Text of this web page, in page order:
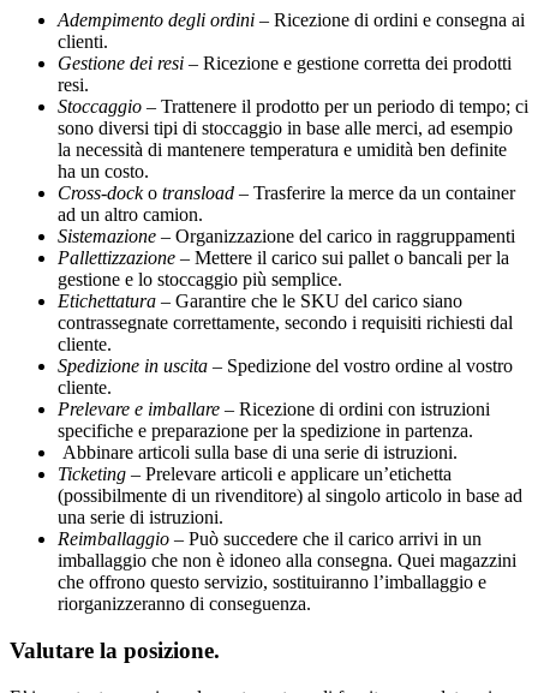
Adempimento degli ordini – Ricezione di ordini e consegna ai
clienti.
Gestione dei resi – Ricezione e gestione corretta dei prodotti
resi.
Stoccaggio – Trattenere il prodotto per un periodo di tempo; ci
sono diversi tipi di stoccaggio in base alle merci, ad esempio
la necessità di mantenere temperatura e umidità ben definite
ha un costo.
Cross-docko transload – Trasferire la merce da un container
ad un altro camion.
Sistemazione – Organizzazione del carico in raggruppamenti
Pallettizzazione – Mettere il carico sui pallet o bancali per la
gestione e lo stoccaggio più semplice.
Etichettatura – Garantire che le SKU del carico siano
contrassegnate correttamente, secondo i requisiti richiesti dal
cliente.
Spedizione in uscita – Spedizione del vostro ordine al vostro
cliente.
Prelevare e imballare – Ricezione di ordini con istruzioni
specifiche e preparazione per la spedizione in partenza.
Abbinare articoli sulla base di una serie di istruzioni.
Ticketing – Prelevare articoli e applicare un’etichetta
(possibilmente di un rivenditore) al singolo articolo in base ad
una serie di istruzioni.
Reimballaggio – Può succedere che il carico arrivi in un
imballaggio che non è idoneo alla consegna. Quei magazzini
che offrono questo servizio, sostituiranno l’imballaggio e
riorganizzeranno di conseguenza.
Valutare la posizione.